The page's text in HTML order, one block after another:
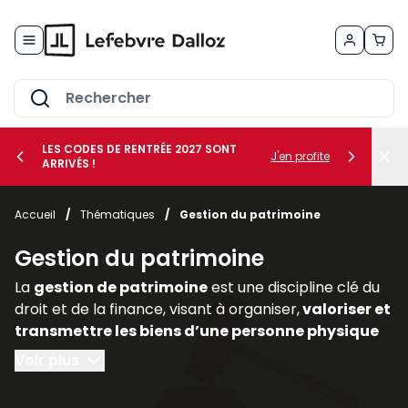
le sous-menu Vos métiers
le sous-menu Vos besoins
LES CODES DE RENTRÉE 2027 SONT
ARRIVÉS !
J'en profite
Accueil / Thématiques / Gestion du patrimoine
Gestion du patrimoine
La gestion de patrimoineest une discipline clé du
droit et de la finance, visant à organiser,valoriser et
transmettre les biens d’une personne physique
ou morale. Elle englobe des
fiscales, financières et immobilières,